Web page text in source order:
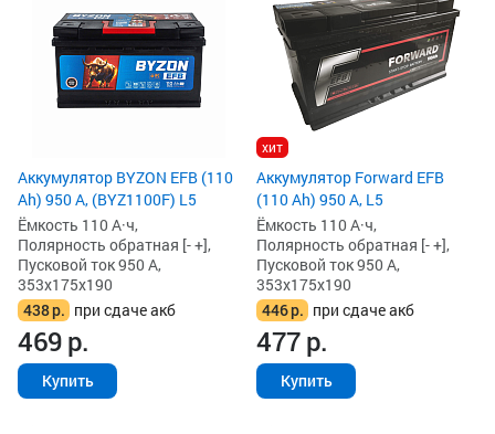
Аккумулятор BYZON EFB (110
Ah) 950 А, (BYZ1100F) L5
Ёмкость 110 А·ч,
Полярность обратная [- +],
Пусковой ток 950 А,
353x175x190
438р. при сдаче акб
469р.
Купить
хит
Аккумулятор Forward EFB
(110 Ah) 950 А, L5
Ёмкость 110 А·ч,
Полярность обратная [- +],
Пусковой ток 950 А,
353x175x190
446р. при сдаче акб
477р.
Купить